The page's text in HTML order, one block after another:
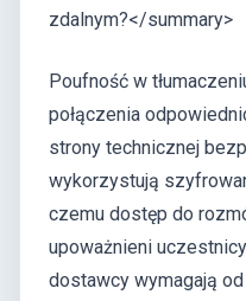
zdalnym?</summary>
Poufność w
połączenia
strony technicznej
wykorzystują
czemu dostęp do
upoważnieni
dostawcy wymagają